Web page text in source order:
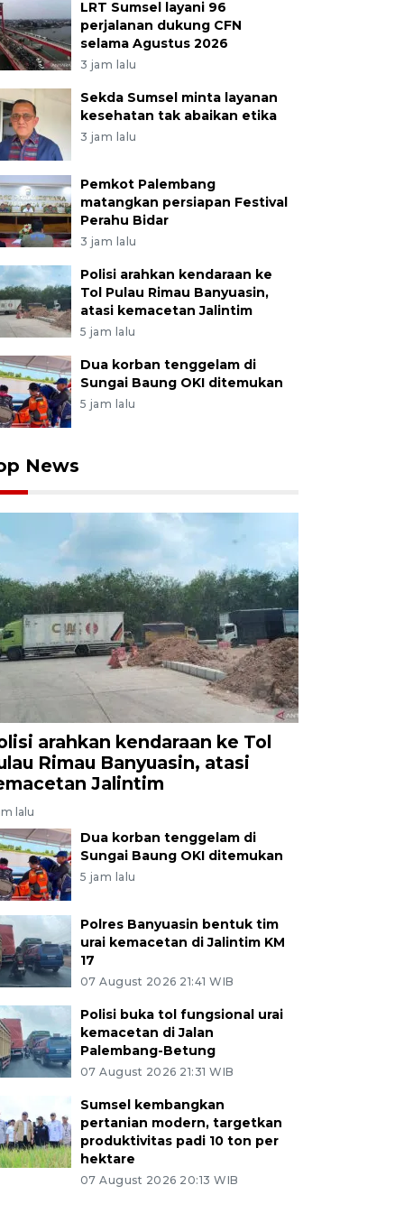
LRT Sumsel layani 96
perjalanan dukung CFN
selama Agustus 2026
3 jam lalu
Sekda Sumsel minta layanan
kesehatan tak abaikan etika
3 jam lalu
Pemkot Palembang
matangkan persiapan Festival
Perahu Bidar
3 jam lalu
Polisi arahkan kendaraan ke
Tol Pulau Rimau Banyuasin,
atasi kemacetan Jalintim
5 jam lalu
Dua korban tenggelam di
Sungai Baung OKI ditemukan
5 jam lalu
News
arahkan kendaraan ke Tol
Rimau Banyuasin, atasi
Jalintim
lalu
Dua korban tenggelam di
Sungai Baung OKI ditemukan
5 jam lalu
Polres Banyuasin bentuk tim
urai kemacetan di Jalintim KM
17
07 August 2026 21:41 WIB
Polisi buka tol fungsional urai
kemacetan di Jalan
Palembang-Betung
07 August 2026 21:31 WIB
Sumsel kembangkan
pertanian modern, targetkan
produktivitas padi 10 ton per
hektare
07 August 2026 20:13 WIB